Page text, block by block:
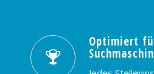
Optimiert